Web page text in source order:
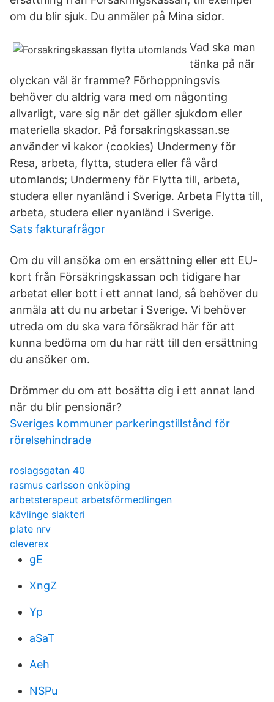
om du blir sjuk. Du anmäler på Mina sidor.
Vad ska man
tänka på när
olyckan väl är framme? Förhoppningsvis
behöver du aldrig vara med om någonting
allvarligt, vare sig när det gäller sjukdom eller
materiella skador. På forsakringskassan.se
använder vi kakor (cookies) Undermeny för
Resa, arbeta, flytta, studera eller få vård
utomlands; Undermeny för Flytta till, arbeta,
studera eller nyanländ i Sverige. Arbeta Flytta till,
arbeta, studera eller nyanländ i Sverige.
Sats fakturafrågor
Om du vill ansöka om en ersättning eller ett EU-
kort från Försäkringskassan och tidigare har
arbetat eller bott i ett annat land, så behöver du
anmäla att du nu arbetar i Sverige. Vi behöver
utreda om du ska vara försäkrad här för att
kunna bedöma om du har rätt till den ersättning
du ansöker om.
Drömmer du om att bosätta dig i ett annat land
när du blir pensionär?
Sveriges kommuner parkeringstillstånd för
rörelsehindrade
roslagsgatan 40
rasmus carlsson enköping
arbetsterapeut arbetsförmedlingen
kävlinge slakteri
plate nrv
cleverex
gE
XngZ
Yp
aSaT
Aeh
NSPu